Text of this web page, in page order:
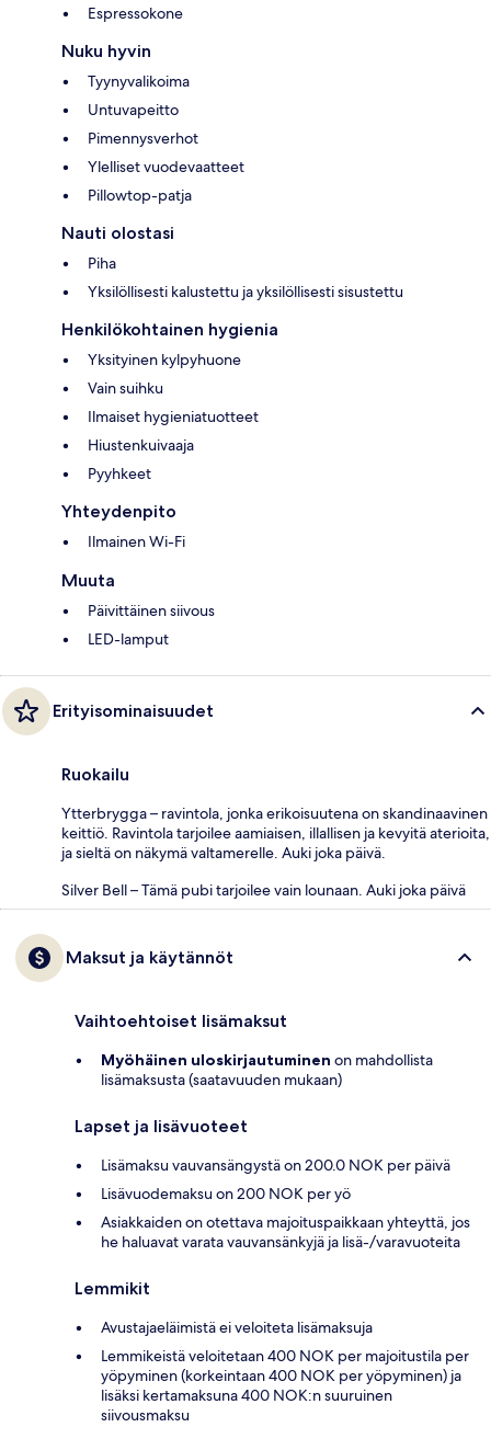
Espressokone
Nuku hyvin
Tyynyvalikoima
Untuvapeitto
Pimennysverhot
Ylelliset vuodevaatteet
Pillowtop-patja
Nauti olostasi
Piha
Yksilöllisesti kalustettu ja yksilöllisesti sisustettu
Henkilökohtainen hygienia
Yksityinen kylpyhuone
Vain suihku
Ilmaiset hygieniatuotteet
Hiustenkuivaaja
Pyyhkeet
Yhteydenpito
Ilmainen Wi-Fi
Muuta
Päivittäinen siivous
LED-lamput
Erityisominaisuudet
Ruokailu
Ytterbrygga – ravintola, jonka erikoisuutena on skandinaavinen
keittiö. Ravintola tarjoilee aamiaisen, illallisen ja kevyitä aterioita,
ja sieltä on näkymä valtamerelle. Auki joka päivä.
Silver Bell – Tämä pubi tarjoilee vain lounaan. Auki joka päivä
Maksut ja käytännöt
Vaihtoehtoiset lisämaksut
Myöhäinen uloskirjautuminen on mahdollista
lisämaksusta (saatavuuden mukaan)
Lapset ja lisävuoteet
Lisämaksu vauvansängystä on 200.0 NOK per päivä
Lisävuodemaksu on 200 NOK per yö
Asiakkaiden on otettava majoituspaikkaan yhteyttä, jos
he haluavat varata vauvansänkyjä ja lisä-/varavuoteita
Lemmikit
Avustajaeläimistä ei veloiteta lisämaksuja
Lemmikeistä veloitetaan 400 NOK per majoitustila per
yöpyminen (korkeintaan 400 NOK per yöpyminen) ja
lisäksi kertamaksuna 400 NOK:n suuruinen
siivousmaksu